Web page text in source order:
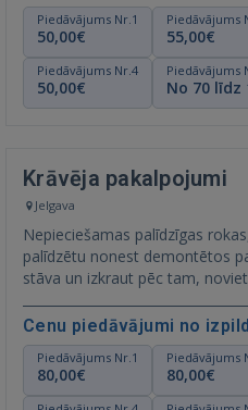
Piedāvājums Nr.1
50,00€
Piedāvājums
55,00€
Piedāvājums Nr.4
50,00€
Piedāvājums
No 70 līdz
Krāvēja pakalpojumi
Jelgava
Nepieciešamas palīdzīgas
palīdzētu nonest demontētos
stāva un izkraut pēc tam,
Cenu piedāvājumi no
Piedāvājums Nr.1
80,00€
Piedāvājums
80,00€